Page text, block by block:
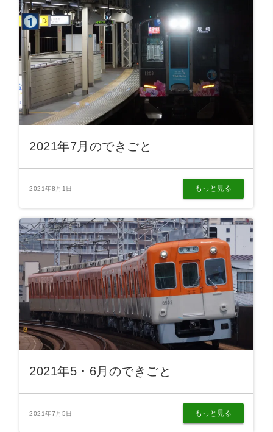
2021年7月のできごと
2021年8月1日 もっと見る
2021年5・6月のできごと
2021年7月5日 もっと見る